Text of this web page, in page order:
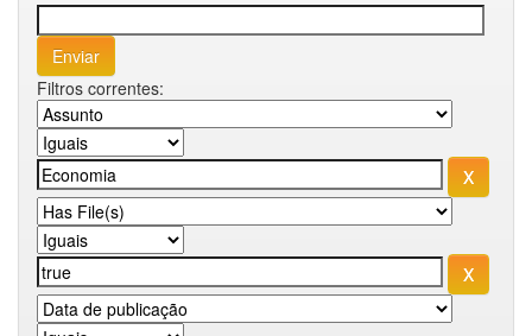
Filtros correntes: